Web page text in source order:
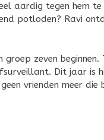
aardig tegen hem
potloden? Ravi
groep zeven
Dit jaar is
vrienden meer die